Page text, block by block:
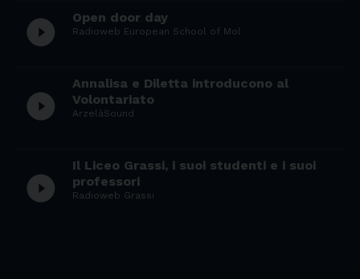
play_circle_filled Open door day
Radioweb European School of Mol
play_circle_filled
Annalisa e Diletta introducono al
Volontariato
ArzelàSound
play_circle_filled
Il Liceo Grassi, i suoi studenti e i suoi
professori
Radioweb Grassi